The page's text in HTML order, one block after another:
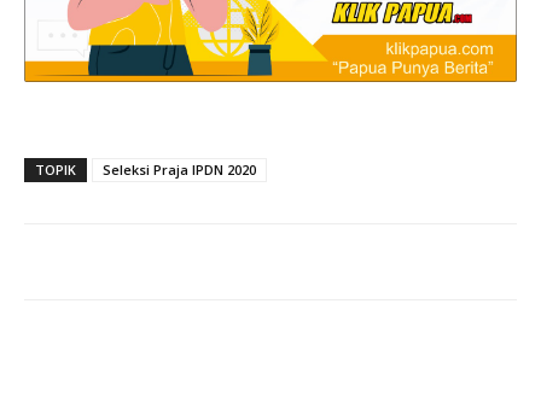
TOPIK Seleksi Praja IPDN 2020